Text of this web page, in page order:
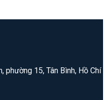
phường 15, Tân Bình, Hồ Chí